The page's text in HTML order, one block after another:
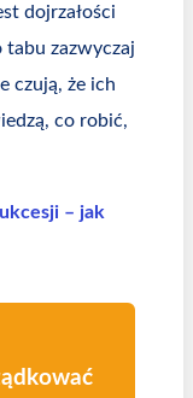
dojrzałości
tabu zazwyczaj
czują, że ich
co robić,
– jak